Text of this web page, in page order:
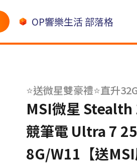
OP響樂生活 部落格
⭐送微星雙豪禮⭐直升
MSI微星
競筆電 Ultra 7
8G/W11【送MSI